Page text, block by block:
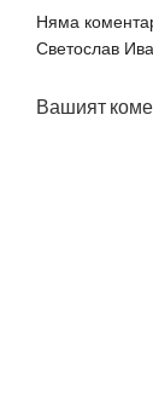
Няма
Светослав
Вашият